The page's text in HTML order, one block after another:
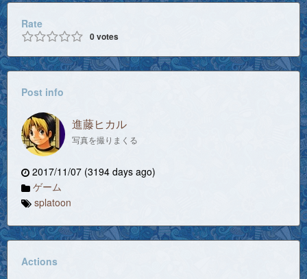
Rate
0votes
Post info
進藤ヒカル
写真を撮りまくる
2017/11/07 (3194 days ago)
ゲーム
splatoon
Actions